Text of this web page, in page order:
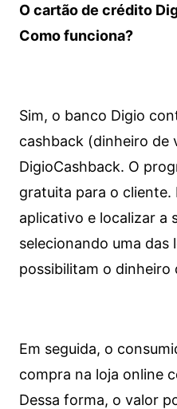
O cartão de crédito
Como funciona?
Sim, o banco Digio
cashback (dinheiro de
DigioCashback. O
gratuita para o cliente.
aplicativo e localizar a
selecionando uma das
possibilitam o dinheiro
Em seguida, o
compra na loja online
Dessa forma, o valor